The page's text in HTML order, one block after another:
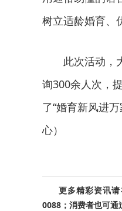
树立适龄婚育、
此次活动，
询300余人次，
了“婚育新风进
心）
更多精彩资讯
0088；消费者也可通